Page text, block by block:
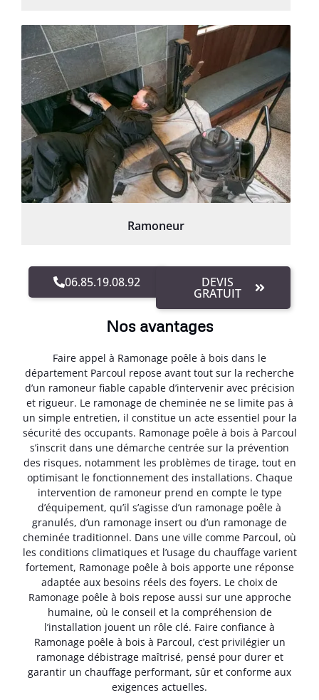
Ramoneur
06.85.19.08.92 DEVIS
GRATUIT
Nos avantages
Faire appel à Ramonage poêle à bois dans le
département Parcoul repose avant tout sur la recherche
d’un ramoneur fiable capable d’intervenir avec précision
et rigueur. Le ramonage de cheminée ne se limite pas à
un simple entretien, il constitue un acte essentiel pour la
sécurité des occupants. Ramonage poêle à bois à Parcoul
s’inscrit dans une démarche centrée sur la prévention
des risques, notamment les problèmes de tirage, tout en
optimisant le fonctionnement des installations. Chaque
intervention de ramoneur prend en compte le type
d’équipement, qu’il s’agisse d’un ramonage poêle à
granulés, d’un ramonage insert ou d’un ramonage de
cheminée traditionnel. Dans une ville comme Parcoul, où
les conditions climatiques et l’usage du chauffage varient
fortement, Ramonage poêle à bois apporte une réponse
adaptée aux besoins réels des foyers. Le choix de
Ramonage poêle à bois repose aussi sur une approche
humaine, où le conseil et la compréhension de
l’installation jouent un rôle clé. Faire confiance à
Ramonage poêle à bois à Parcoul, c’est privilégier un
ramonage débistrage maîtrisé, pensé pour durer et
garantir un chauffage performant, sûr et conforme aux
exigences actuelles.